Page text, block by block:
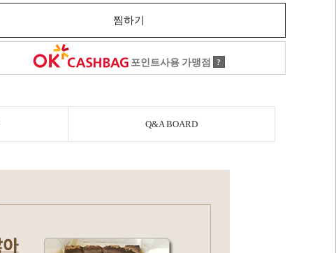
찜하기
포인트사용 가맹점 ?
Q&A BOARD